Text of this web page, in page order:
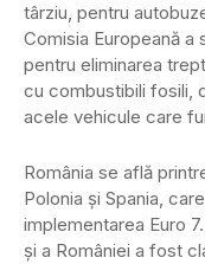
târziu, pentru
Comisia Europeană a
pentru eliminarea
cu combustibili fosili,
acele vehicule care
România se află
Polonia şi Spania,
implementarea Euro
şi a României a fost